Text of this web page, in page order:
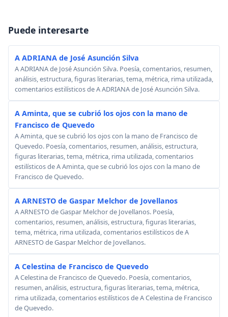
Puede interesarte
A ADRIANA de José Asunción Silva
A ADRIANA de José Asunción Silva. Poesía, comentarios, resumen,
análisis, estructura, figuras literarias, tema, métrica, rima utilizada,
comentarios estilísticos de A ADRIANA de José Asunción Silva.
A Aminta, que se cubrió los ojos con la mano de
Francisco de Quevedo
A Aminta, que se cubrió los ojos con la mano de Francisco de
Quevedo. Poesía, comentarios, resumen, análisis, estructura,
figuras literarias, tema, métrica, rima utilizada, comentarios
estilísticos de A Aminta, que se cubrió los ojos con la mano de
Francisco de Quevedo.
A ARNESTO de Gaspar Melchor de Jovellanos
A ARNESTO de Gaspar Melchor de Jovellanos. Poesía,
comentarios, resumen, análisis, estructura, figuras literarias,
tema, métrica, rima utilizada, comentarios estilísticos de A
ARNESTO de Gaspar Melchor de Jovellanos.
A Celestina de Francisco de Quevedo
A Celestina de Francisco de Quevedo. Poesía, comentarios,
resumen, análisis, estructura, figuras literarias, tema, métrica,
rima utilizada, comentarios estilísticos de A Celestina de Francisco
de Quevedo.